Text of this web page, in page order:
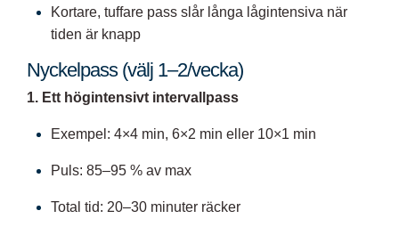
Kortare, tuffare pass slår långa lågintensiva när
tiden är knapp
Nyckelpass (välj 1–2/vecka)
1. Ett högintensivt intervallpass
Exempel: 4×4 min, 6×2 min eller 10×1 min
Puls: 85–95 % av max
Total tid: 20–30 minuter räcker